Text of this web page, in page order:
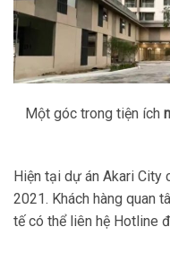
Một góc trong tiện ích
Hiện tại dự án Akari City
2021. Khách hàng quan
tế có thể liên hệ Hotline